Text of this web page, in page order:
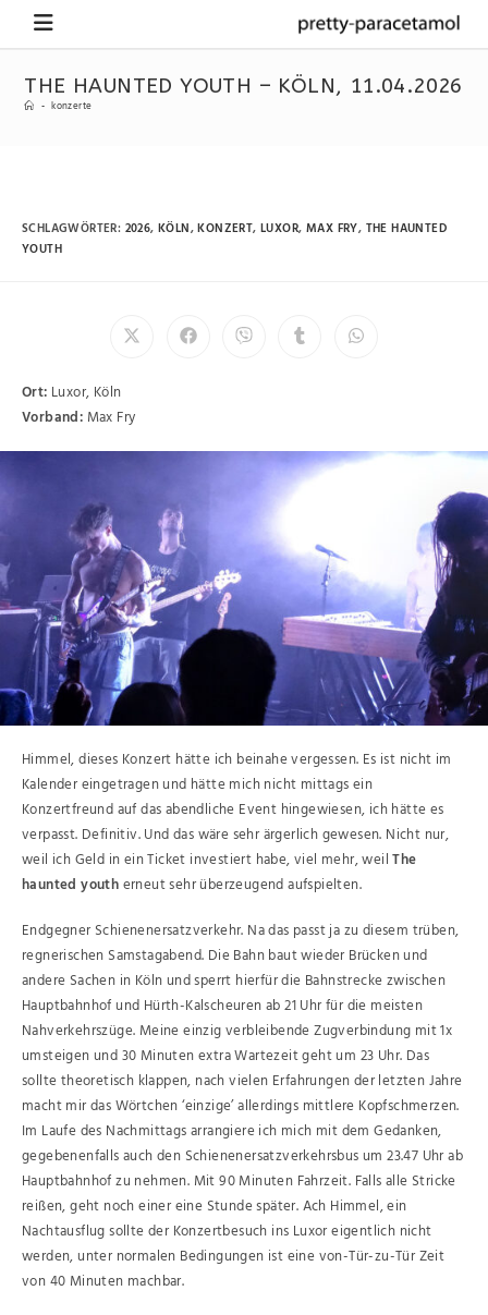
THE HAUNTED YOUTH – KÖLN, 11.04.2026
- konzerte
SCHLAGWÖRTER: 2026, KÖLN,KONZERT, LUXOR, MAX FRY, THE HAUNTED
YOUTH
Ort: Luxor, Köln
Vorband: Max Fry
Himmel, dieses Konzert hätte ich beinahe vergessen. Es ist nicht im
Kalender eingetragen und hätte mich nicht mittags ein
Konzertfreund auf das abendliche Event hingewiesen, ich hätte es
verpasst. Definitiv. Und das wäre sehr ärgerlich gewesen. Nicht nur,
weil ich Geld in ein Ticket investiert habe, viel mehr, weilThe
haunted youtherneut sehr überzeugend aufspielten.
Endgegner Schienenersatzverkehr. Na das passt ja zu diesem trüben,
regnerischen Samstagabend. Die Bahn baut wieder Brücken und
andere Sachen in Köln und sperrt hierfür die Bahnstrecke zwischen
Hauptbahnhof und Hürth-Kalscheuren ab 21 Uhr für die meisten
Nahverkehrszüge. Meine einzig verbleibende Zugverbindung mit 1x
umsteigen und 30 Minuten extra Wartezeit geht um 23 Uhr. Das
sollte theoretisch klappen, nach vielen Erfahrungen der letzten Jahre
macht mir das Wörtchen ‘einzige’ allerdings mittlere Kopfschmerzen.
Im Laufe des Nachmittags arrangiere ich mich mit dem Gedanken,
gegebenenfalls auch den Schienenersatzverkehrsbus um 23.47 Uhr ab
Hauptbahnhof zu nehmen. Mit 90 Minuten Fahrzeit. Falls alle Stricke
reißen, geht noch einer eine Stunde später. Ach Himmel, ein
Nachtausflug sollte der Konzertbesuch ins Luxor eigentlich nicht
werden, unter normalen Bedingungen ist eine von-Tür-zu-Tür Zeit
von 40 Minuten machbar.